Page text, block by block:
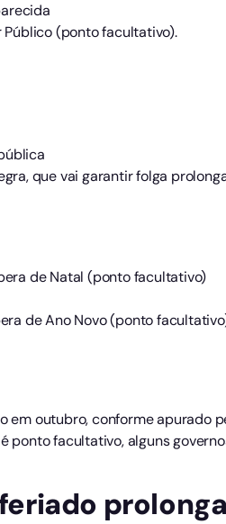
(ponto facultativo).
que vai garantir folga
de Natal (ponto facultativo)
de Ano Novo (ponto
em outubro, conforme apurado
ponto facultativo, alguns